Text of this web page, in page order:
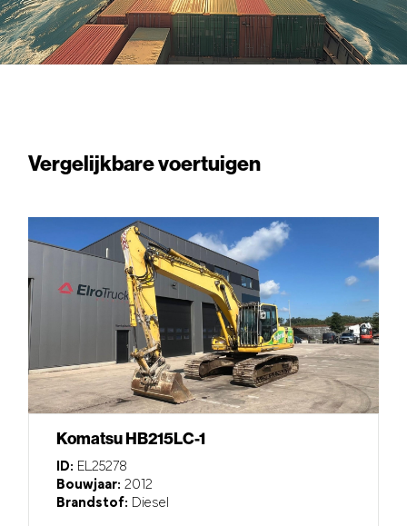
Vergelijkbare voertuigen
Komatsu HB215LC-1
ID: EL25278
Bouwjaar: 2012
Brandstof: Diesel